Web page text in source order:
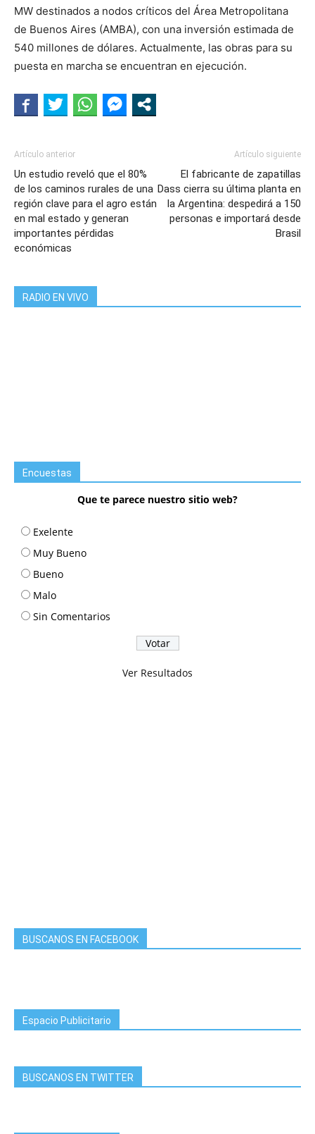
MW destinados a nodos críticos del Área Metropolitana
de Buenos Aires (AMBA), con una inversión estimada de
540 millones de dólares. Actualmente, las obras para su
puesta en marcha se encuentran en ejecución.
Artículo anterior
Un estudio reveló que el 80%
de los caminos rurales de una
región clave para el agro están
en mal estado y generan
importantes pérdidas
económicas
Artículo siguiente
El fabricante de zapatillas
Dass cierra su última planta en
la Argentina: despedirá a 150
personas e importará desde
Brasil
RADIO EN VIVO
Encuestas
Que te parece nuestro sitio web?
Exelente
Muy Bueno
Bueno
Malo
Sin Comentarios
Ver Resultados
BUSCANOS EN FACEBOOK
Espacio Publicitario
BUSCANOS EN TWITTER